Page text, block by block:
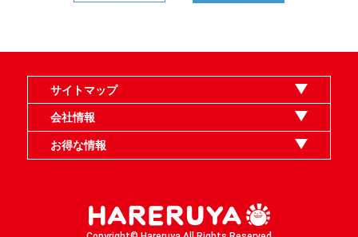
サイトマップ
オンラインショップ
買取
記事
選手一覧
デッキ検索
デッキ構築
イベント・大会
店舗のご案内
お問い合わせ
ヘルプ
FAQ
会社情報
利用規約
スタッフ募集
特定商取引法表示
個人情報保護指針
企業情報
お得な情報